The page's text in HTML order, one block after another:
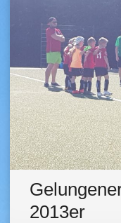
2013er